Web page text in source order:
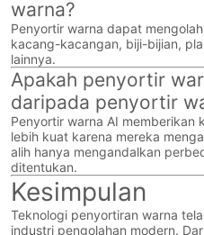
warna?
Penyortir warna dapat
kacang-kacangan, biji-bijian,
lainnya.
Apakah penyortir
daripada penyortir
Penyortir warna AI memberikan
lebih kuat karena mereka
alih hanya mengandalkan
ditentukan.
Kesimpulan
Teknologi penyortiran warna
industri pengolahan modern.